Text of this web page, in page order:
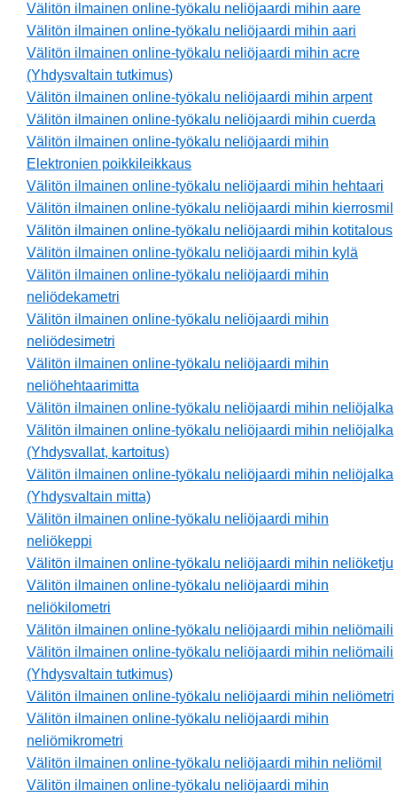
Välitön ilmainen online-työkalu neliöjaardi mihin aare
Välitön ilmainen online-työkalu neliöjaardi mihin aari
Välitön ilmainen online-työkalu neliöjaardi mihin acre
(Yhdysvaltain tutkimus)
Välitön ilmainen online-työkalu neliöjaardi mihin arpent
Välitön ilmainen online-työkalu neliöjaardi mihin cuerda
Välitön ilmainen online-työkalu neliöjaardi mihin
Elektronien poikkileikkaus
Välitön ilmainen online-työkalu neliöjaardi mihin hehtaari
Välitön ilmainen online-työkalu neliöjaardi mihin kierrosmil
Välitön ilmainen online-työkalu neliöjaardi mihin kotitalous
Välitön ilmainen online-työkalu neliöjaardi mihin kylä
Välitön ilmainen online-työkalu neliöjaardi mihin
neliödekametri
Välitön ilmainen online-työkalu neliöjaardi mihin
neliödesimetri
Välitön ilmainen online-työkalu neliöjaardi mihin
neliöhehtaarimitta
Välitön ilmainen online-työkalu neliöjaardi mihin neliöjalka
Välitön ilmainen online-työkalu neliöjaardi mihin neliöjalka
(Yhdysvallat, kartoitus)
Välitön ilmainen online-työkalu neliöjaardi mihin neliöjalka
(Yhdysvaltain mitta)
Välitön ilmainen online-työkalu neliöjaardi mihin
neliökeppi
Välitön ilmainen online-työkalu neliöjaardi mihin neliöketju
Välitön ilmainen online-työkalu neliöjaardi mihin
neliökilometri
Välitön ilmainen online-työkalu neliöjaardi mihin neliömaili
Välitön ilmainen online-työkalu neliöjaardi mihin neliömaili
(Yhdysvaltain tutkimus)
Välitön ilmainen online-työkalu neliöjaardi mihin neliömetri
Välitön ilmainen online-työkalu neliöjaardi mihin
neliömikrometri
Välitön ilmainen online-työkalu neliöjaardi mihin neliömil
Välitön ilmainen online-työkalu neliöjaardi mihin